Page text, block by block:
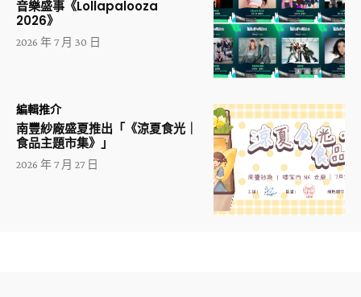
音樂盛事《Lollapalooza
2026》
2026 年 7 月 30 日
編輯推介
南豐紗廠盛夏推出「《涼夏食光｜
食品主題市集》」
2026 年 7 月 27 日